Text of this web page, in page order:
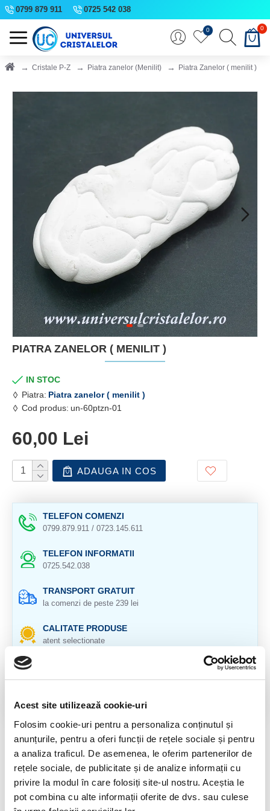
Acest site utilizează cookie-uri
Folosim cookie-uri pentru a personaliza conținutul și
anunțurile, pentru a oferi funcții de rețele sociale și pentru
a analiza traficul. De asemenea, le oferim partenerilor de
rețele sociale, de publicitate și de analize informații cu
privire la modul în care folosiți site-ul nostru. Aceștia le
pot combina cu alte informații oferite de dvs. sau culese
0799 879 911 0725 542 038
0 0
Cristale P-Z Piatra zanelor (Menilit) Piatra Zanelor ( menilit )
PIATRA ZANELOR ( MENILIT )
IN STOC
Piatra: Piatra zanelor ( menilit )
Cod produs: un-60ptzn-01
60,00 Lei
ADAUGA IN COS
TELEFON COMENZI
0799.879.911 / 0723.145.611
TELEFON INFORMATII
0725.542.038
TRANSPORT GRATUIT
la comenzi de peste 239 lei
CALITATE PRODUSE
atent selectionate
in 14 zile si banii inapoi
GARANTIE PRODUSE
DESCRIERE PRODUS
Origine : Maroc